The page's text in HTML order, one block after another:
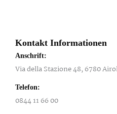
Kontakt Informationen
Anschrift:
Via della Stazione 48, 6780
Telefon:
0844 11 66 00